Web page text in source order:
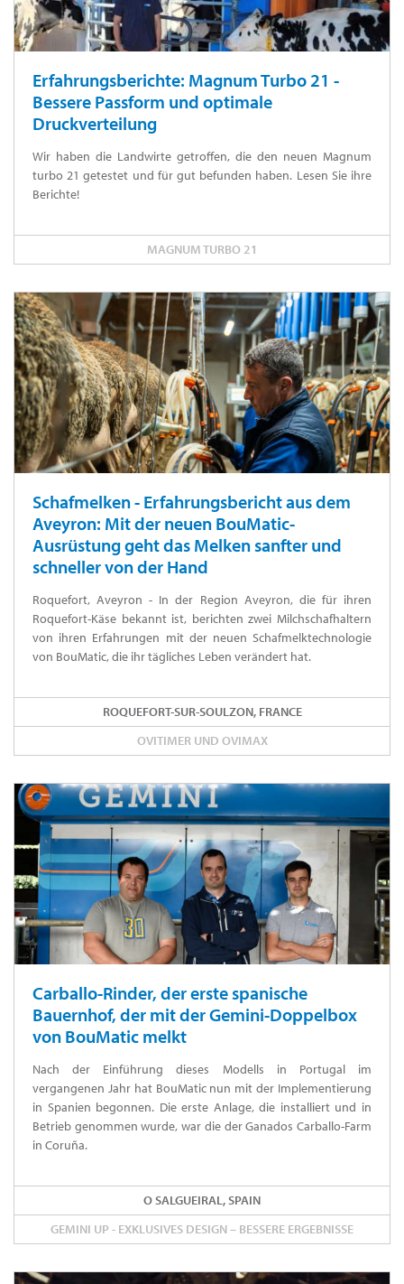
Erfahrungsberichte: Magnum Turbo 21 -
Bessere Passform und optimale
Druckverteilung
Wir haben die Landwirte getroffen, die den neuen Magnum
turbo 21 getestet und für gut befunden haben. Lesen Sie ihre
Berichte!
MAGNUM TURBO 21
Schafmelken - Erfahrungsbericht aus dem
Aveyron: Mit der neuen BouMatic-
Ausrüstung geht das Melken sanfter und
schneller von der Hand
Roquefort, Aveyron - In der Region Aveyron, die für ihren
Roquefort-Käse bekannt ist, berichten zwei Milchschafhaltern
von ihren Erfahrungen mit der neuen Schafmelktechnologie
von BouMatic, die ihr tägliches Leben verändert hat.
ROQUEFORT-SUR-SOULZON, FRANCE
OVITIMER UND OVIMAX
Carballo-Rinder, der erste spanische
Bauernhof, der mit der Gemini-Doppelbox
von BouMatic melkt
Nach der Einführung dieses Modells in Portugal im
vergangenen Jahr hat BouMatic nun mit der Implementierung
in Spanien begonnen. Die erste Anlage, die installiert und in
Betrieb genommen wurde, war die der Ganados Carballo-Farm
in Coruña.
O SALGUEIRAL, SPAIN
GEMINI UP - EXKLUSIVES DESIGN – BESSERE ERGEBNISSE